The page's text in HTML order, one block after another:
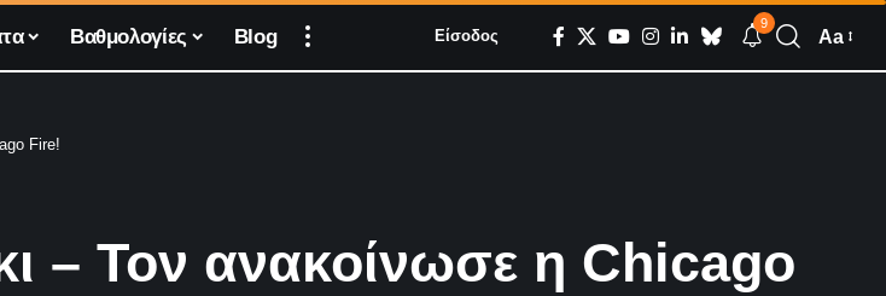
Βαθμολογίες Blog Είσοδος
9
Aa
Fire!
– Τον ανακοίνωσε η Chicago